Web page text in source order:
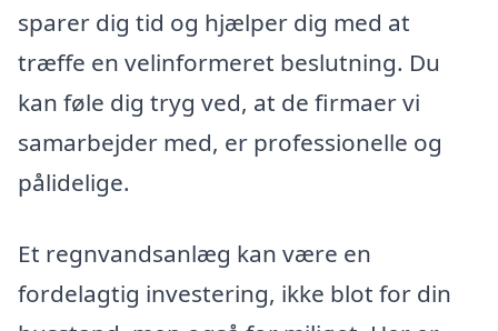
sparer dig tid og hjælper dig med at
træffe en velinformeret beslutning. Du
kan føle dig tryg ved, at de firmaer vi
samarbejder med, er professionelle og
pålidelige.
Et regnvandsanlæg kan være en
fordelagtig investering, ikke blot for din